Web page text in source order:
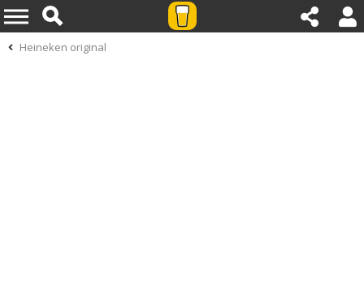
Heineken original